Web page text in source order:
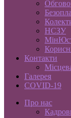
НСЗУ
Контакти
Галерея
COVID-19
Про нас